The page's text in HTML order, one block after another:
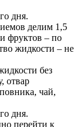
дня.
делим 1,5
фруктов – по
жидкости – не
без
отвар
чай,
дня.
перейти к